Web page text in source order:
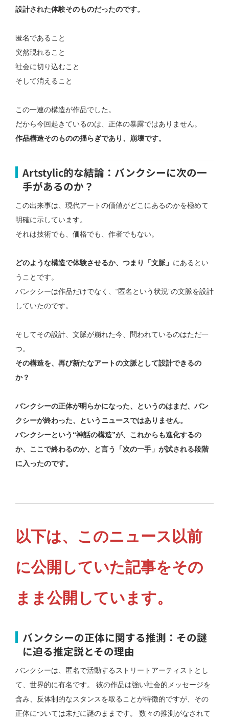
設計された体験そのものだったのです。
匿名であること
突然現れること
社会に切り込むこと
そして消えること
この一連の構造が作品でした。
だから今回起きているのは、 正体の暴露ではありません。
作品構造そのものの揺らぎであり、崩壊です。
Artstylic的な結論：バンクシーに次の一
手があるのか？
この出来事は、現代アートの価値がどこにあるのかを極めて
明確に示しています。
それは技術でも、価格でも、作者でもない。
どのような構造で体験させるか、つまり「文脈」 にあるとい
うことです。
バンクシーは作品だけでなく、 “匿名という状況”の文脈を設計
していたのです。
そしてその設計、文脈が崩れた今、
問われているのはただ一
つ。
その構造を、再び新たなアートの文脈として設計できるの
か？
バンクシーの正体が明らかになった、というのはまだ、バン
クシーが終わった、というニュースではありません。
バンクシーという“神話の構造”が、これからも進化するの
か、ここで終わるのか、と言う「次の一手」が試される段階
に入ったのです。
以下は、このニュース以前
に公開していた記事をその
まま公開しています。
バンクシーの正体に関する推測：その謎
に迫る推定説とその理由
バンクシーは、匿名で活動するストリートアーティストとし
て、世界的に有名です。 彼の作品は強い社会的メッセージを
含み、反体制的なスタンスを取ることが特徴的ですが、その
正体については未だに謎のままです。 数々の推測がなされて